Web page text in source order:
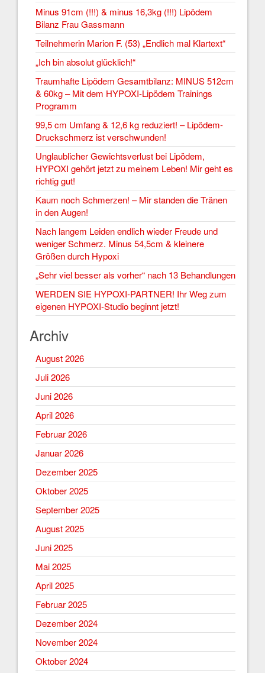
Minus 91cm (!!!) & minus 16,3kg (!!!) Lipödem
Bilanz Frau Gassmann
Teilnehmerin Marion F. (53) „Endlich mal Klartext“
„Ich bin absolut glücklich!“
Traumhafte Lipödem Gesamtbilanz: MINUS 512cm
& 60kg – Mit dem HYPOXI-Lipödem Trainings
Programm
99,5 cm Umfang & 12,6 kg reduziert! – Lipödem-
Druckschmerz ist verschwunden!
Unglaublicher Gewichtsverlust bei Lipödem,
HYPOXI gehört jetzt zu meinem Leben! Mir geht es
richtig gut!
Kaum noch Schmerzen! – Mir standen die Tränen
in den Augen!
Nach langem Leiden endlich wieder Freude und
weniger Schmerz. Minus 54,5cm & kleinere
Größen durch Hypoxi
„Sehr viel besser als vorher“ nach 13 Behandlungen
WERDEN SIE HYPOXI-PARTNER! Ihr Weg zum
eigenen HYPOXI-Studio beginnt jetzt!
Archiv
August 2026
Juli 2026
Juni 2026
April 2026
Februar 2026
Januar 2026
Dezember 2025
Oktober 2025
September 2025
August 2025
Juni 2025
Mai 2025
April 2025
Februar 2025
Dezember 2024
November 2024
Oktober 2024